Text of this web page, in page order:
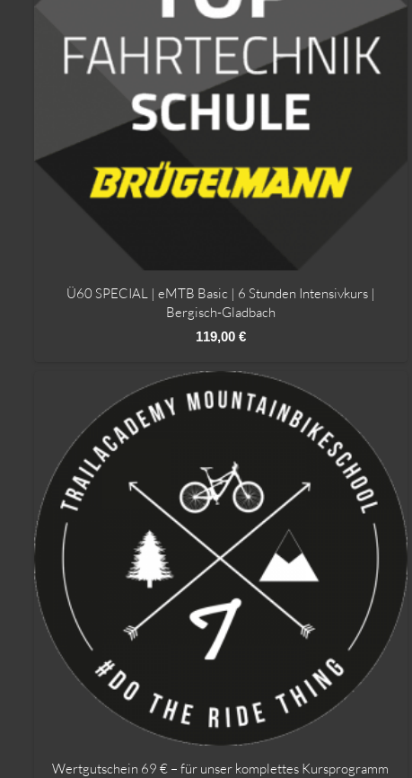
Ü60 SPECIAL | eMTB Basic | 6 Stunden Intensivkurs |
Bergisch-Gladbach
119,00 €
Wertgutschein 69 € – für unser komplettes Kursprogramm